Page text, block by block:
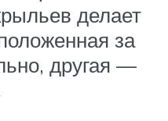
делает
за
другая —